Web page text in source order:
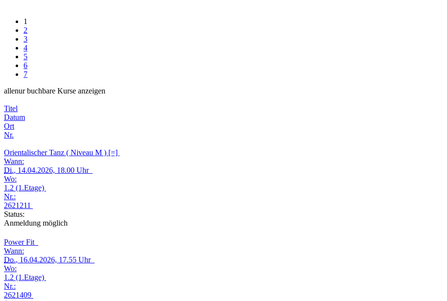
1
2
3
4
5
6
7
allenur buchbare Kurse anzeigen
Titel
Datum
Ort
Nr.
Orientalischer Tanz ( Niveau M ) [=]
Wann:
Di., 14.04.2026, 18.00 Uhr
Wo:
1.2 (1.Etage)
Nr.:
2621211
Status:
Anmeldung möglich
Power Fit
Wann:
Do., 16.04.2026, 17.55 Uhr
Wo:
1.2 (1.Etage)
Nr.:
2621409